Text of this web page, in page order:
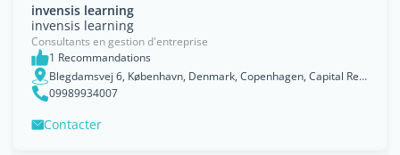
invensis learning
invensis learning
Consultants en gestion d'entreprise
1 Recommandations
Blegdamsvej 6, København, Denmark, Copenhagen, Capital Region
09989934007
Contacter